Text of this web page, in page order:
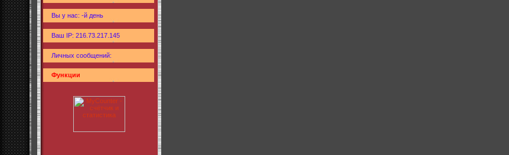
Вы у нас: -й день
Ваш IP: 216.73.217.145
Личных сообщений:
Функции